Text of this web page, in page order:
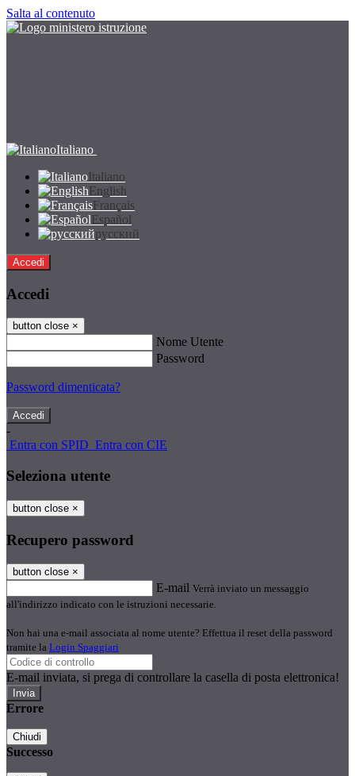
Salta al contenuto
Italiano
Italiano
English
Français
Español
русский
Accedi
Accedi
button close ×
Nome Utente
Password
Password dimenticata?
-
Entra con SPID Entra con CIE
Seleziona utente
button close ×
Recupero password
button close ×
E-mail Verrà inviato un messaggio
all'indirizzo indicato con le istruzioni necessarie.
Non hai una e-mail associata al nome utente? Effettua il reset della password
tramite la Login Spaggiari
E-mail inviata, si prega di controllare la casella di posta elettronica!
Errore
Chiudi
Successo